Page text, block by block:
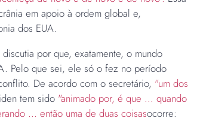
em apoio à ordem global e,
dos EUA.
por que, exatamente, o mundo
Pelo que sei, ele só o fez no período
De acordo com o secretário, "um dos
tem sido"animado por, é que ... quando
... então uma de duas coisasocorre: